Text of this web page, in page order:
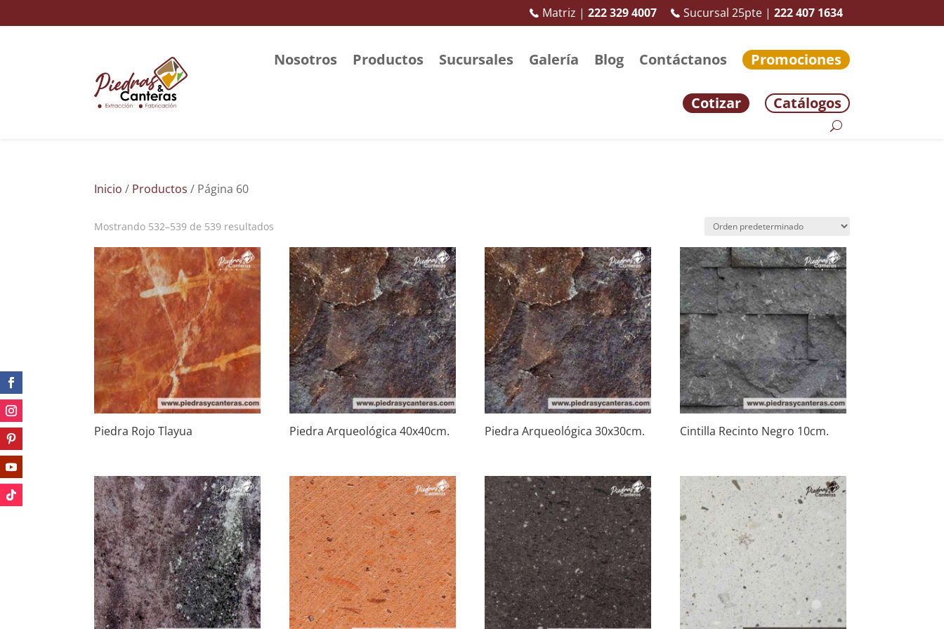
Matriz | 222 329 4007 Sucursal 25pte | 222 407 1634
Nosotros Productos Sucursales Galería Blog Contáctanos Promociones
Cotizar Catálogos
Inicio / Productos / Página 60
Mostrando 532–539 de 539 resultados
Piedra Rojo Tlayua Piedra Arqueológica 40x40cm. Piedra Arqueológica 30x30cm. Cintilla Recinto Negro 10cm.